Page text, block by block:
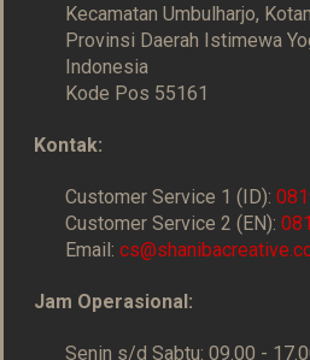
Kecamatan Umbulharjo,
Provinsi Daerah Istimewa
Indonesia
Kode Pos 55161
Kontak:
Customer Service 1 (ID):
Customer Service 2 (EN):
Email:
Jam Operasional:
Senin s/d Sabtu: 09.00 -